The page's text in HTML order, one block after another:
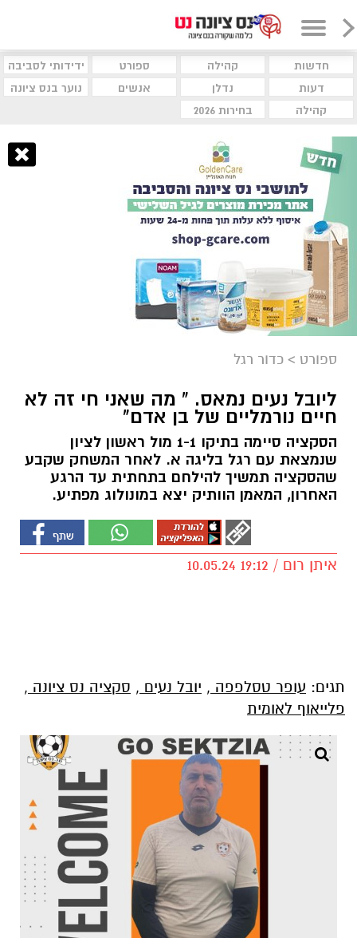
חדשות קהילה ספורט
ידידותי לסביבה
דעות
נדלן אנשים
נוער בנס ציונה
קהילה
בחירות 2026
ספורט > כדור רגל
ליובל נעים נמאס. " מה שאני חי זה לא
חיים נורמליים של בן אדם"
הסקציה סיימה בתיקו 1-1 מול ראשון לציון
שנמצאת עם רגל בליגה א. לאחר המשחק שקבע
שהסקציה תמשיך להילחם בתחתית עד הרגע
האחרון, המאמן הוותיק יצא במונולוג מפתיע.
איתן רום / 19:12 10.05.24
תגים: עופר טסלפפה , יובל נעים , סקציה נס ציונה ,
פלייאוף לאומית